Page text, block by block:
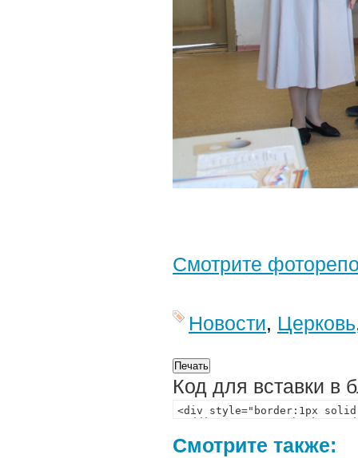
Смотрите
Новости, Церковь
Код для вставки в
Смотрите также: